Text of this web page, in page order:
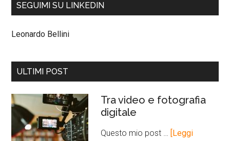
SEGUIMI SU LINKEDIN
Leonardo Bellini
ULTIMI POST
Tra video e fotografia
digitale
Questo mio post …
[Leggi